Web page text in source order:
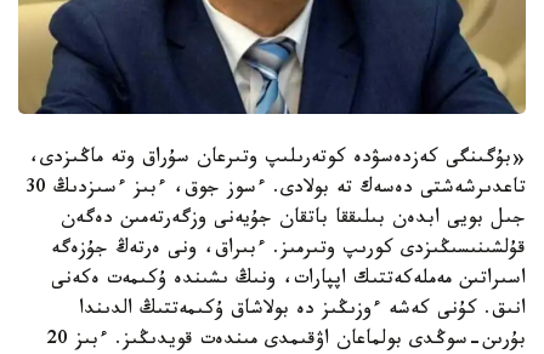
«بۇگىنگى كەزدەسۋدە كوتەرىلىپ وتىرعان سۇراق وتە ماڭىزدى،
تاعدىرشەشتى دەسەك تە بولادى. ءسوز جوق، ءبىز ءسىزدىڭ 30
جىل بويى ابدەن بىلىققا باتقان جۇيەنى وزگەرتەمىن دەگەن
قۇلشىنىسىڭىزدى كورىپ وتىرمىز. ءبىراق، ونى ەرتەڭ جۇزەگە
اسىراتىن مەملەكەتتىك اپپارات، ونىڭ ىشىندە ۇكىمەت ەكەنى
انىق. كۇنى كەشە ءوزىڭىز دە بولاشاق ۇكىمەتتىڭ الدىندا
بۇرىن-سوڭدى بولماعان اۋقىمدى مىندەت قويدىڭىز. ءبىز 20